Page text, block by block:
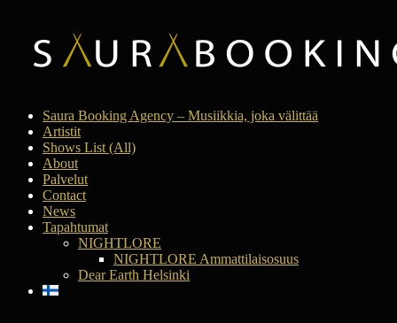
Saura Booking Agency – Musiikkia, joka välittää
Artistit
Shows List (All)
About
Palvelut
Contact
News
Tapahtumat
NIGHTLORE
NIGHTLORE Ammattilaisosuus
Dear Earth Helsinki